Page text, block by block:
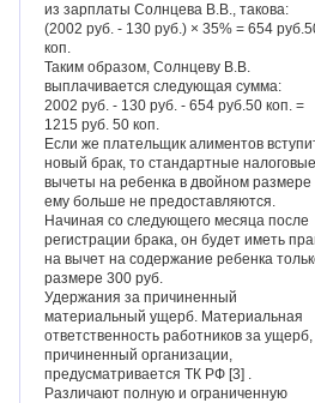
из зарплаты Солнцева В.В., такова:
(2002 руб. - 130 руб.) × 35% = 654
коп.
Таким образом, Солнцеву В.В.
выплачивается следующая сумма:
2002 руб. - 130 руб. - 654 руб.50 коп. =
1215 руб. 50 коп.
Если же плательщик алиментов
новый брак, то стандартные налоговые
вычеты на ребенка в двойном размере
ему больше не предоставляются.
Начиная со следующего месяца после
регистрации брака, он будет иметь
на вычет на содержание ребенка
размере 300 руб.
Удержания за причиненный
материальный ущерб. Материальная
ответственность работников за ущерб,
причиненный организации,
предусматривается ТК РФ [3] .
Различают полную и ограниченную